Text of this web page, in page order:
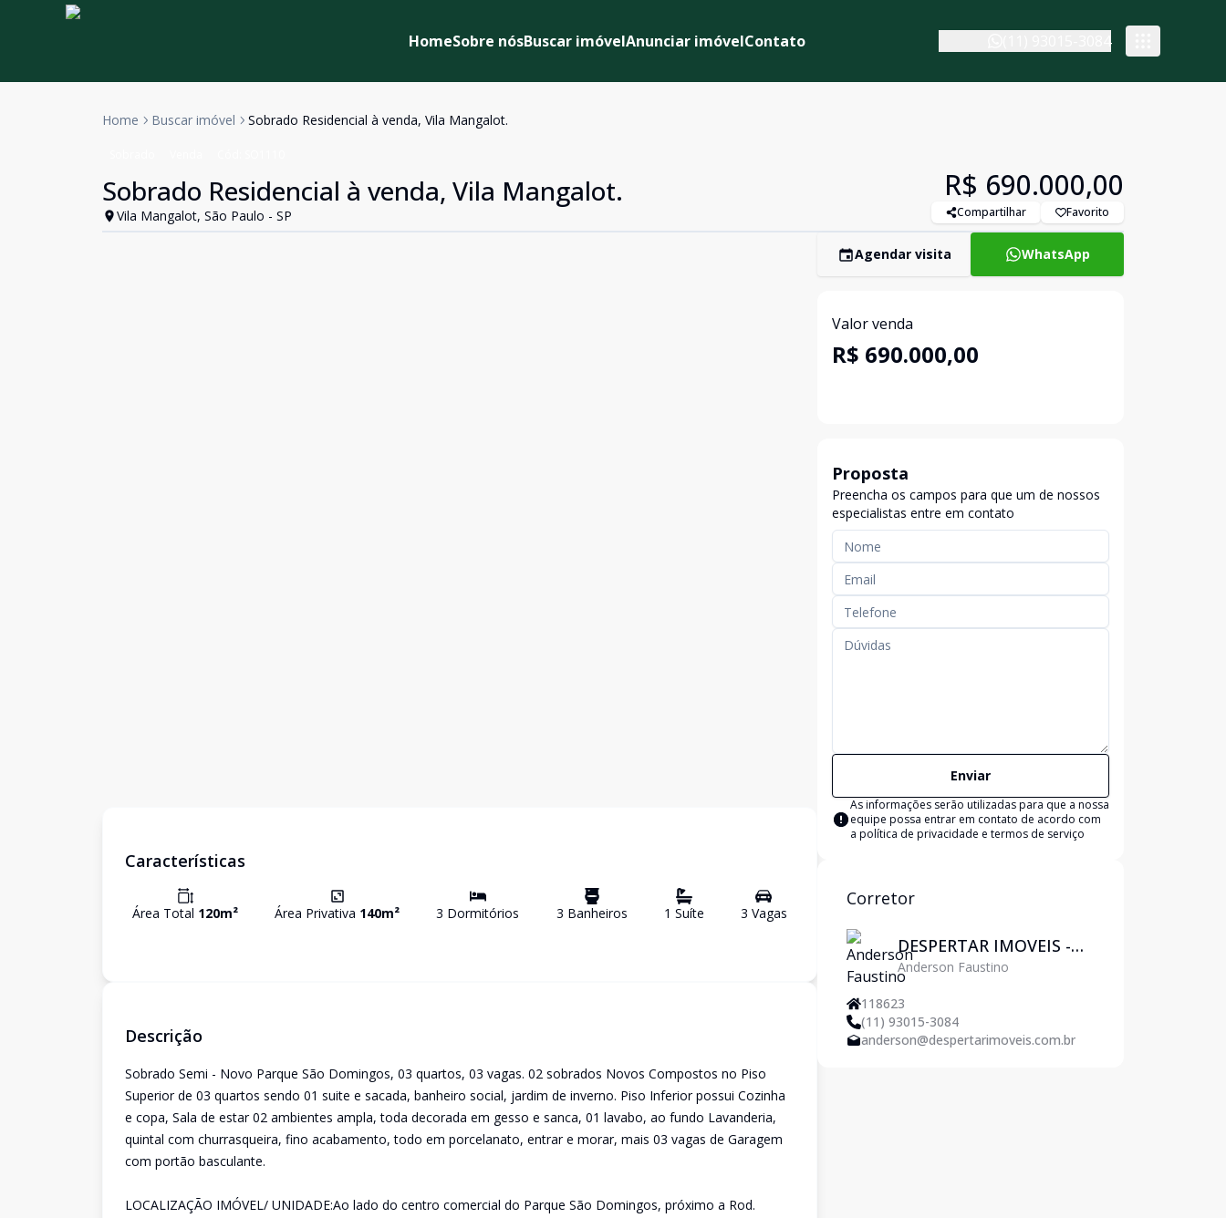
HomeSobre nósBuscar imóvelAnunciar imóvelContato
Home Buscar imóvel Sobrado Residencial à venda, Vila Mangalot.
Sobrado Residencial à venda, Vila Mangalot.
Vila Mangalot, São Paulo - SP
R$ 690.000,00
Compartilhar Favorito
Características
Área Total 120m² Área Privativa 140m² 3 Dormitórios 3 Banheiros 1 Suíte 3 Vagas
Descrição
Sobrado Semi - Novo Parque São Domingos, 03 quartos, 03 vagas. 02 sobrados Novos Compostos no Piso
Superior de 03 quartos sendo 01 suite e sacada, banheiro social, jardim de inverno. Piso Inferior possui Cozinha
e copa, Sala de estar 02 ambientes ampla, toda decorada em gesso e sanca, 01 lavabo, ao fundo Lavanderia,
quintal com churrasqueira, fino acabamento, todo em porcelanato, entrar e morar, mais 03 vagas de Garagem
com portão basculante.
LOCALIZAÇÃO IMÓVEL/ UNIDADE:Ao lado do centro comercial do Parque São Domingos, próximo a Rod.
Agendar visita WhatsApp
Valor venda
R$ 690.000,00
Proposta
Preencha os campos para que um de nossos
especialistas entre em contato
Enviar
As informações serão utilizadas para que a nossa
equipe possa entrar em contato de acordo com
a política de privacidade e termos de serviço
Corretor
DESPERTAR IMOVEIS -
Pirituba
Anderson Faustino
118623
(11) 93015-3084
anderson@despertarimoveis.com.br